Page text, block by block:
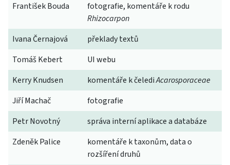
František Bouda
fotografie, komentáře k rodu
Rhizocarpon
Ivana Černajová
překlady textů
Tomáš Kebert
UI webu
Kerry Knudsen
komentáře k čelediAcarosporaceae
Jiří Machač
fotografie
Petr Novotný
správa interní aplikace a databáze
Zdeněk Palice
komentáře k taxonům, data o
rozšíření druhů